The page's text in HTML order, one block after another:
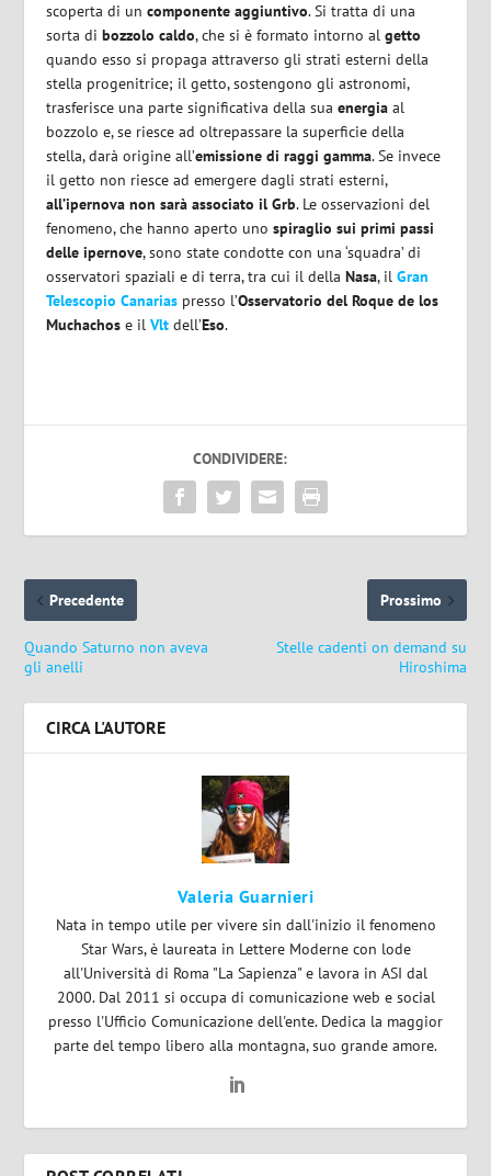
scoperta di uncomponente aggiuntivo. Si tratta di una
sorta dibozzolo caldo, che si è formato intorno algetto
quando esso si propaga attraverso gli strati esterni della
stella progenitrice; il getto, sostengono gli astronomi,
trasferisce una parte significativa della suaenergia al
bozzolo e, se riesce ad oltrepassare la superficie della
stella, darà origine all’emissione di raggi gamma. Se invece
il getto non riesce ad emergere dagli strati esterni,
all’ipernova non sarà associato il Grb. Le osservazioni del
fenomeno, che hanno aperto unospiraglio sui primi passi
delle ipernove, sono state condotte con una ‘squadra’ di
osservatori spaziali e di terra, tra cui il dellaNasa, ilGran
Telescopio Canarias presso l’Osservatorio del Roque de los
Muchachos e ilVlt dell’Eso.
CONDIVIDERE:
Precedente
Quando Saturno non aveva
gli anelli
Prossimo
Stelle cadenti on demand su
Hiroshima
CIRCA L'AUTORE
Valeria Guarnieri
Nata in tempo utile per vivere sin dall'inizio il fenomeno
Star Wars, è laureata in Lettere Moderne con lode
all'Università di Roma "La Sapienza" e lavora in ASI dal
2000. Dal 2011 si occupa di comunicazione web e social
presso l'Ufficio Comunicazione dell'ente. Dedica la maggior
parte del tempo libero alla montagna, suo grande amore.